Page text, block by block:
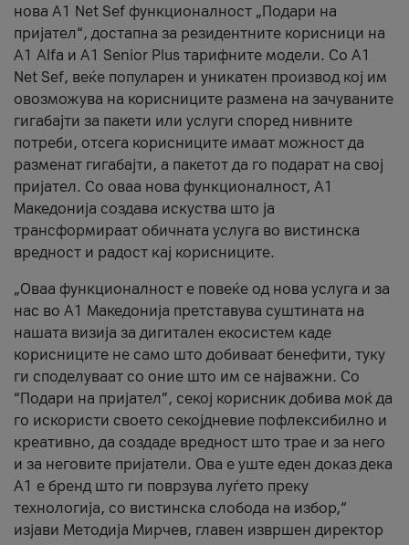
нова A1 Net Sef функционалност „Подари на
пријател“, достапна за резидентните корисници на
А1 Alfa и A1 Senior Plus тарифните модели. Со A1
Net Sef, веќе популарен и уникатен производ кој им
овозможува на корисниците размена на зачуваните
гигабајти за пакети или услуги според нивните
потреби, отсега корисниците имаат можност да
разменат гигабајти, а пакетот да го подарат на свој
пријател. Со оваа нова функционалност, А1
Македонија создава искуства што ја
трансформираат обичната услуга во вистинска
вредност и радост кај корисниците.
„Оваа функционалност е повеќе од нова услуга и за
нас во А1 Македонија претставува суштината на
нашата визија за дигитален екосистем каде
корисниците не само што добиваат бенефити, туку
ги споделуваат со оние што им се најважни. Со
“Подари на пријател”, секој корисник добива моќ да
го искористи своето секојдневие пофлексибилно и
креативно, да создаде вредност што трае и за него
и за неговите пријатели. Ова е уште еден доказ дека
А1 е бренд што ги поврзува луѓето преку
технологија, со вистинска слобода на избор,“
изјави Методија Мирчев, главен извршен директор